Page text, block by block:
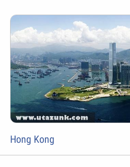
Hong Kong